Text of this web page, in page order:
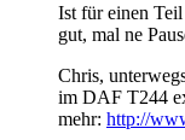
Ist für einen
gut, mal ne
Chris,
im DAF T244
mehr: http://